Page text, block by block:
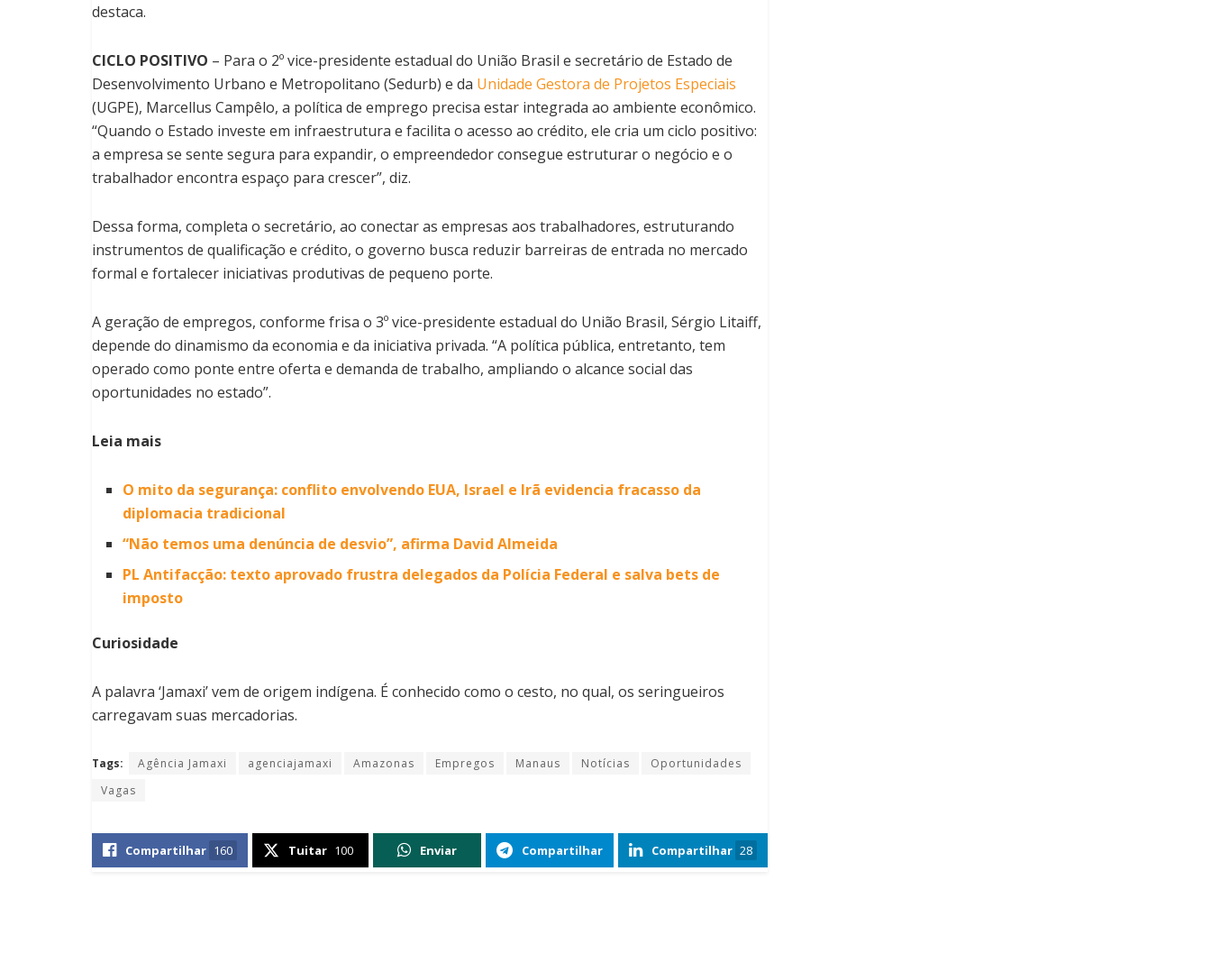
destaca.
CICLO POSITIVO – Para o 2º vice-presidente estadual do União Brasil e secretário de Estado de
Desenvolvimento Urbano e Metropolitano (Sedurb) e da Unidade Gestora de Projetos Especiais
(UGPE), Marcellus Campêlo, a política de emprego precisa estar integrada ao ambiente econômico.
“Quando o Estado investe em infraestrutura e facilita o acesso ao crédito, ele cria um ciclo positivo:
a empresa se sente segura para expandir, o empreendedor consegue estruturar o negócio e o
trabalhador encontra espaço para crescer”, diz.
Dessa forma, completa o secretário, ao conectar as empresas aos trabalhadores, estruturando
instrumentos de qualificação e crédito, o governo busca reduzir barreiras de entrada no mercado
formal e fortalecer iniciativas produtivas de pequeno porte.
A geração de empregos, conforme frisa o 3º vice-presidente estadual do União Brasil, Sérgio Litaiff,
depende do dinamismo da economia e da iniciativa privada. “A política pública, entretanto, tem
operado como ponte entre oferta e demanda de trabalho, ampliando o alcance social das
oportunidades no estado”.
Leia mais
O mito da segurança: conflito envolvendo EUA, Israel e Irã evidencia fracasso da
diplomacia tradicional
“Não temos uma denúncia de desvio”, afirma David Almeida
PL Antifacção: texto aprovado frustra delegados da Polícia Federal e salva bets de
imposto
Curiosidade
A palavra ‘Jamaxi’ vem de origem indígena. É conhecido como o cesto, no qual, os seringueiros
carregavam suas mercadorias.
Tags: Agência Jamaxi agenciajamaxi Amazonas Empregos Manaus Notícias
Oportunidades
Vagas
Compartilhar 160 Tuitar 100 Enviar Compartilhar Compartilhar 28